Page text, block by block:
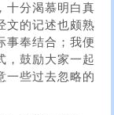
十分渴慕明白真
文的记述也颇熟
事奉结合；我便
，鼓励大家一起
一些过去忽略的